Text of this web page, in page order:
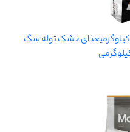
غذای خشک توله سگ گارد مفید 5 کیلوگرمیغذای خشک توله سگ